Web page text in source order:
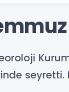
seyretti.